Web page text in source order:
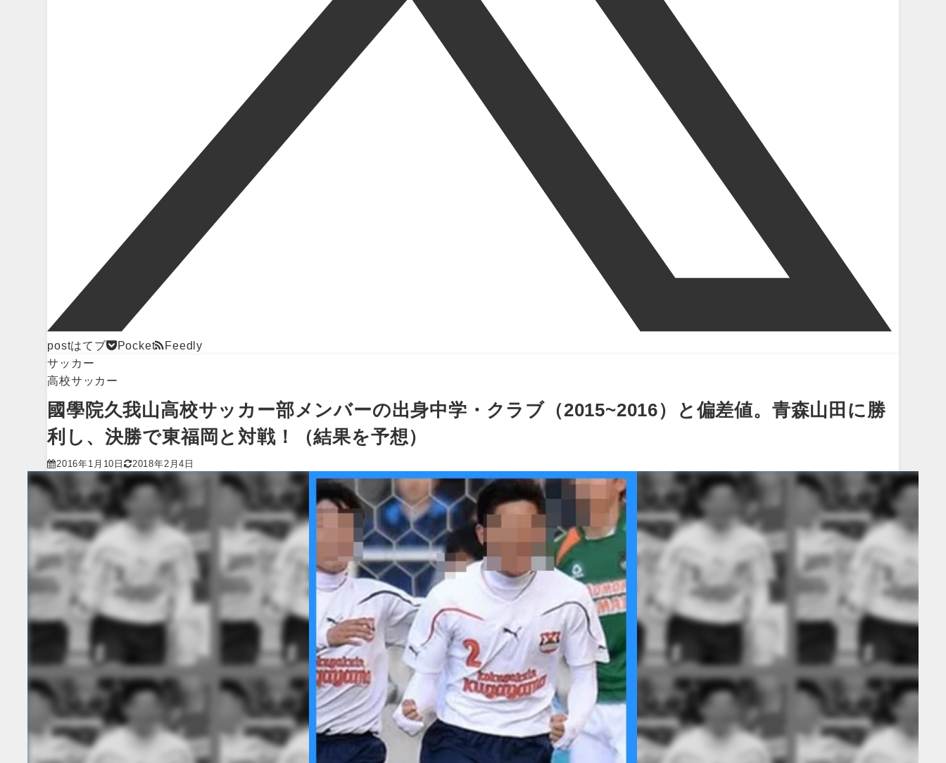
postはてブ Pocket
Feedly
サッカー
高校サッカー
國學院久我山高校サッカー部メンバーの出身中学・クラブ（2015~2016）と偏差値。青森山田に勝
利し、決勝で東福岡と対戦！（結果を予想）
2016年1月10日 2018年2月4日